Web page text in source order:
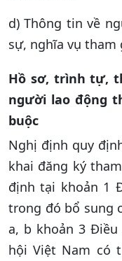
d) Thông tin về
sự, nghĩa vụ tham
Hồ sơ, trình tự,
người lao động
buộc
Nghị định quy
khai đăng ký
định tại khoản 1
trong đó bổ sung
a, b khoản 3
hội Việt Nam có